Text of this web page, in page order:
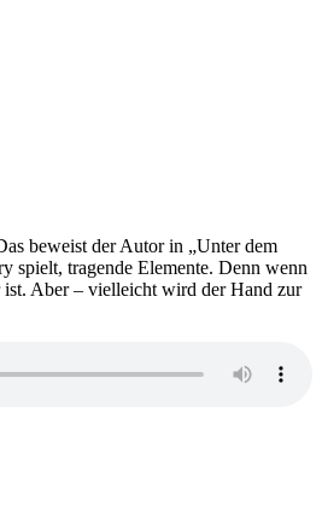
beweist der Autor in „Unter dem
spielt, tragende Elemente. Denn wenn
ist. Aber – vielleicht wird der Hand zur